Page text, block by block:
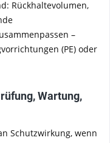
Rückhaltevolumen,
–
(PE) oder
Wartung,
Schutzwirkung, wenn